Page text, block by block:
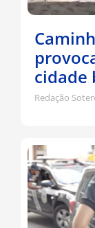
cidade
Redação